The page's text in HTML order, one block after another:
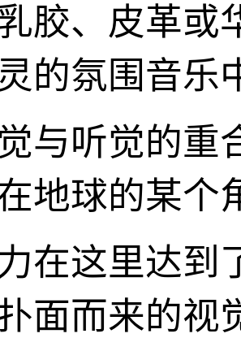
胶、皮革或
的氛围音乐
与听觉的重
地球的某个
在这里达到
面而来的视